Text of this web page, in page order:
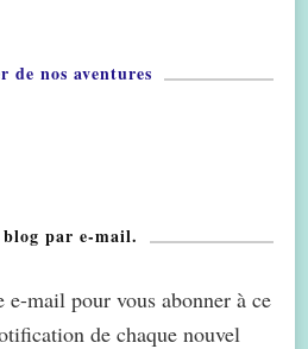
de nos aventures
blog par e-mail.
e-mail pour vous abonner à ce
de chaque nouvel